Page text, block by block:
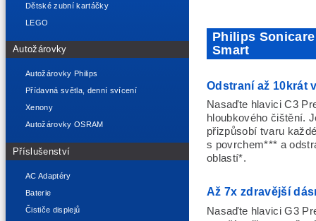
Dětské zubní kartáčky
LEGO
Autožárovky
Autožárovky Philips
Přídavná světla, denní svícení
Xenony
Autožárovky OSRAM
Příslušenství
AC Adaptéry
Baterie
Čističe displejů
Philips
Smart
Odstraní až 10krát
Nasaďte hlavici C3
hloubkového čištění.
přizpůsobí tvaru
s povrchem*** a
oblastí*.
Až 7x zdravější
Nasaďte hlavici G3